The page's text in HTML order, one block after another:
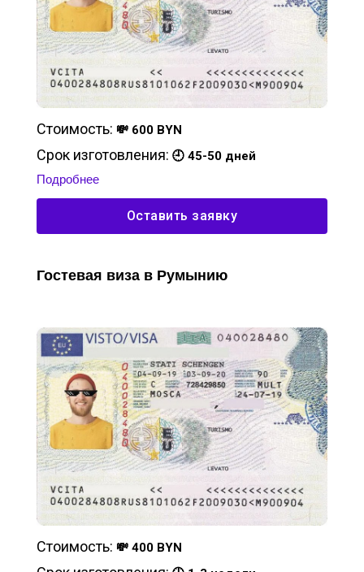
Стоимость: 💸 600 BYN
Срок изготовления: 🕘 45-50 дней
Подробнее
Оставить заявку
Гостевая виза в Румынию
Стоимость: 💸 400 BYN